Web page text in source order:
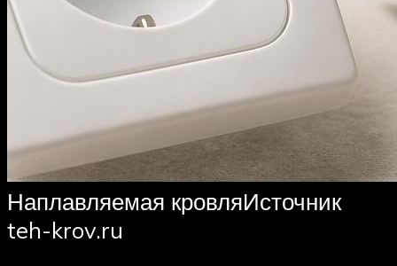
Наплавляемая кровляИсточник
teh-krov.ru